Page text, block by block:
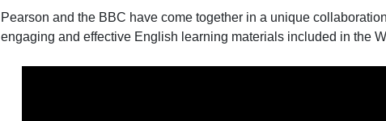
Pearson and the BBC have come together in a unique
engaging and effective English learning materials included in the